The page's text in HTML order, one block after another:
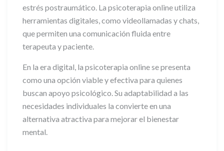
estrés postraumático. La psicoterapia online utiliza
herramientas digitales, como videollamadas y chats,
que permiten una comunicación fluida entre
terapeuta y paciente.
En la era digital, la psicoterapia online se presenta
como una opción viable y efectiva para quienes
buscan apoyo psicológico. Su adaptabilidad a las
necesidades individuales la convierte en una
alternativa atractiva para mejorar el bienestar
mental.